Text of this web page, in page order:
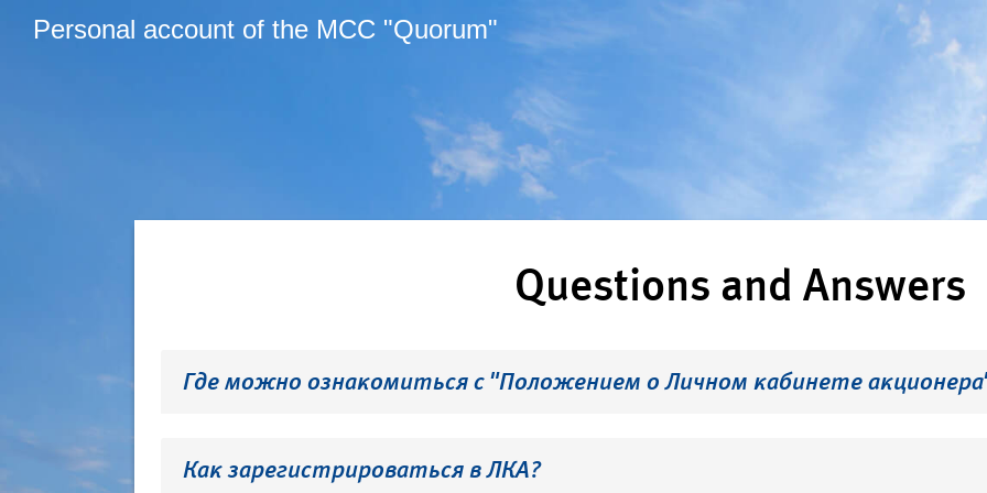
Personal account of the MCC "Quorum"
Questions and Answers
Где можно ознакомиться с "Положением о Личном кабинете
Как зарегистрироваться в ЛКА?